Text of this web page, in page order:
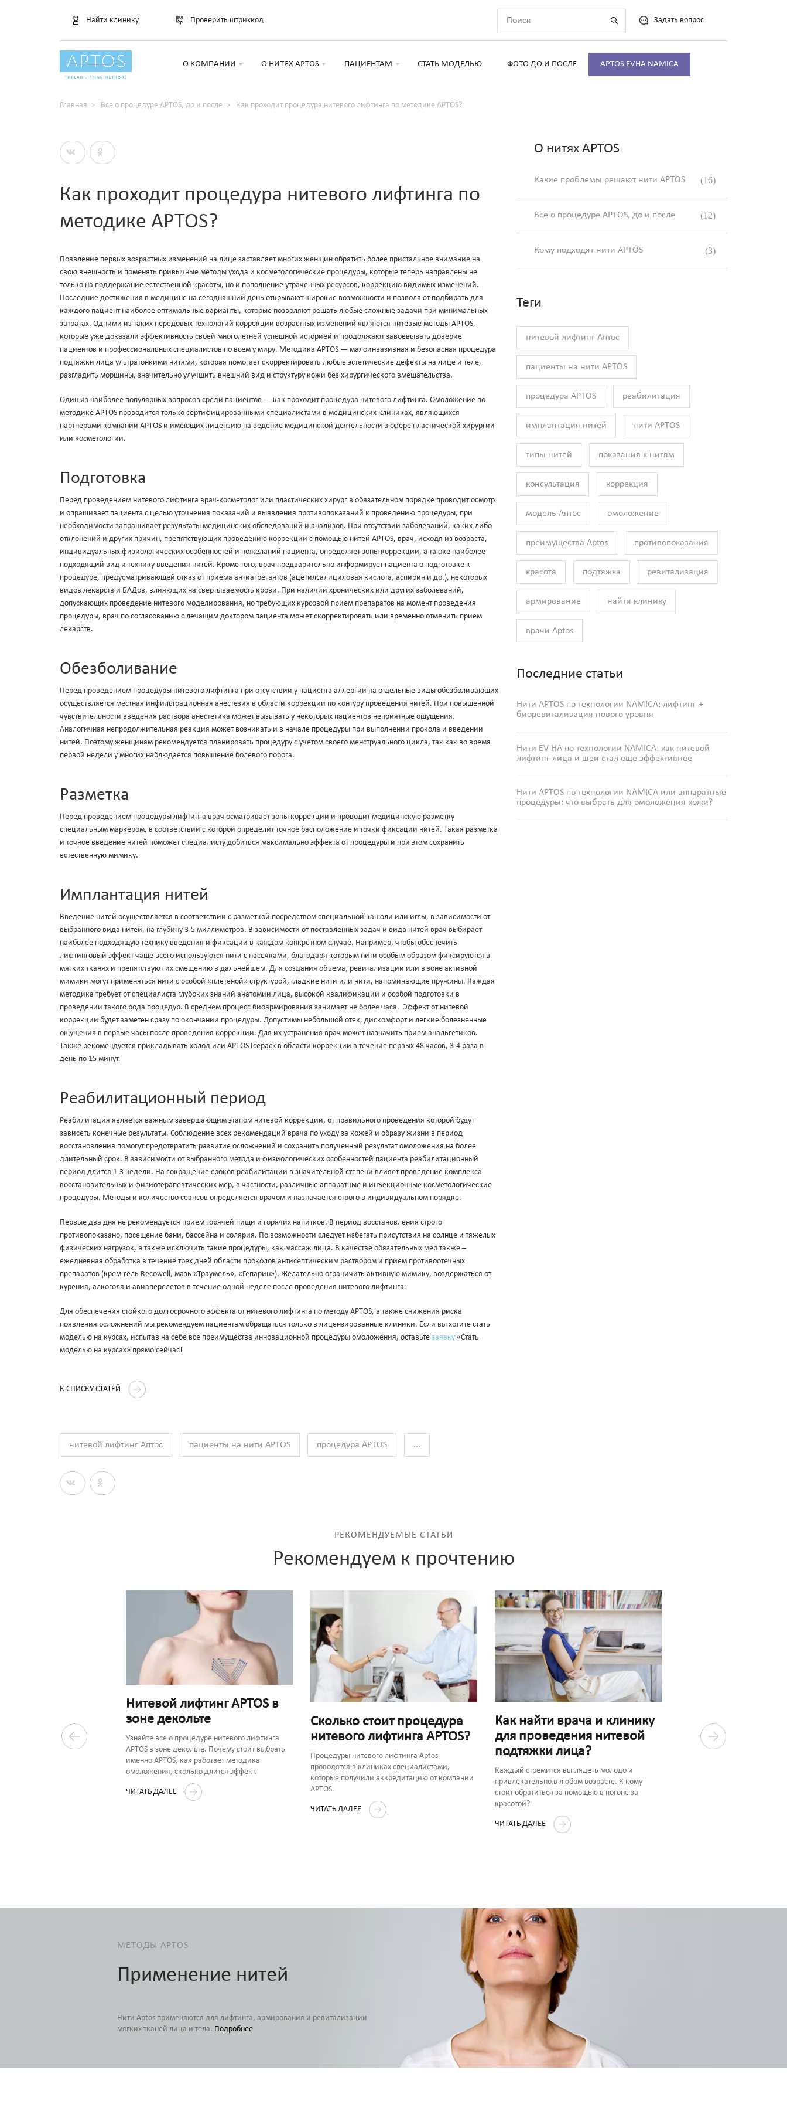
Найти клинику Проверить штрихкод Задать вопрос
О КОМПАНИИ О НИТЯХ APTOS ПАЦИЕНТАМ СТАТЬ МОДЕЛЬЮ ФОТО ДО И ПОСЛЕ APTOS EVHA NAMICA
Главная Все о процедуре APTOS, до и после Как проходит процедура нитевого лифтинга по методике APTOS?
Как проходит процедура нитевого лифтинга по
методике APTOS?
Появление первых возрастных изменений на лице заставляет многих женщин обратить более пристальное внимание на
свою внешность и поменять привычныe методы ухода и косметологические процедуры, которые теперь направлены не
только на поддержание естественной красоты, но и пополнение утраченных ресурсов, коррекцию видимых изменений.
Последние достижения в медицине на сегодняшний день открывают широкие возможности и позволяют подбирать для
каждого пациент наиболее оптимальные варианты, которые позволяют решать любые сложные задачи при минимальных
затратах. Одними из таких передовых технологий коррекции возрастных изменений являются нитевые методы APTOS,
которые уже доказали эффективность своей многолетней успешной историей и продолжают завоевывать доверие
пациентов и профессиональных специалистов по всем у миру. Методика APTOS — малоинвазивная и безопасная процедура
подтяжки лица ультратонкими нитями, которая помогает скорректировать любые эстетические дефекты на лице и теле,
разгладить морщины, значительно улучшить внешний вид и структуру кожи без хирургического вмешательства.
Один из наиболее популярных вопросов среди пациентов — как проходит процедура нитевого лифтинга. Омоложение по
методике APTOS проводится только сертифицированными специалистами в медицинских клиниках, являющихся
партнерами компании APTOS и имеющих лицензию на ведение медицинской деятельности в сфере пластической хирургии
или косметологии.
Подготовка
Перед проведением нитевого лифтинга врач-косметолог или пластических хирург в обязательном порядке проводит осмотр
и опрашивает пациента с целью уточнения показаний и выявления противопоказаний к проведению процедуры, при
необходимости запрашивает результаты медицинских обследований и анализов. При отсутствии заболеваний, каких-либо
отклонений и других причин, препятствующих проведению коррекции с помощью нитей APTOS, врач, исходя из возраста,
индивидуальных физиологических особенностей и пожеланий пациента, определяет зоны коррекции, а также наиболее
подходящий вид и технику введения нитей. Кроме того, врач предварительно информирует пациента о подготовке к
процедуре, предусматривающей отказ от приема антиагрегантов (ацетилсалициловая кислота, аспирин и др.), некоторых
видов лекарств и БАДов, влияющих на свертываемость крови. При наличии хронических или других заболеваний,
допускающих проведение нитевого моделирования, но требующих курсовой прием препаратов на момент проведения
процедуры, врач по согласованию с лечащим доктором пациента может скорректировать или временно отменить прием
лекарств.
Обезболивание
Перед проведением процедуры нитевого лифтинга при отсутствии у пациента аллергии на отдельные виды обезболивающих
осуществляется местная инфильтрационная анестезия в области коррекции по контуру проведения нитей. При повышенной
чувствительности введения раствора анестетика может вызывать у некоторых пациентов неприятные ощущения.
Аналогичная непродолжительная реакция может возникать и в начале процедуры при выполнении прокола и введении
нитей. Поэтому женщинам рекомендуется планировать процедуру с учетом своего менструального цикла, так как во время
первой недели у многих наблюдается повышение болевого порога.
Разметка
Перед проведением процедуры лифтинга врач осматривает зоны коррекции и проводит медицинскую разметку
специальным маркером, в соответствии с которой определит точное расположение и точки фиксации нитей. Такая разметка
и точное введение нитей поможет специалисту добиться максимально эффекта от процедуры и при этом сохранить
естественную мимику.
Имплантация нитей
Введение нитей осуществляется в соответствии с разметкой посредством специальной канюли или иглы, в зависимости от
выбранного вида нитей, на глубину 3-5 миллиметров. В зависимости от поставленных задач и вида нитей врач выбирает
наиболее подходящую технику введения и фиксации в каждом конкретном случае. Например, чтобы обеспечить
лифтинговый эффект чаще всего используются нити с насечками, благодаря которым нити особым образом фиксируются в
мягких тканях и препятствуют их смещению в дальнейшем. Для создания объема, ревитализации или в зоне активной
мимики могут применяться нити с особой «плетеной» структурой, гладкие нити или нити, напоминающие пружины. Каждая
методика требует от специалиста глубоких знаний анатомии лица, высокой квалификации и особой подготовки в
проведении такого рода процедур. В среднем процесс биоармирования занимает не более часа. Эффект от нитевой
коррекции будет заметен сразу по окончании процедуры. Допустимы небольшой отек, дискомфорт и легкие болезненные
ощущения в первые часы после проведения коррекции. Для их устранения врач может назначить прием анальгетиков.
Также рекомендуется прикладывать холод или APTOS Icepack в области коррекции в течение первых 48 часов, 3-4 раза в
день по 15 минут.
Реабилитационный период
Реабилитация является важным завершающим этапом нитевой коррекции, от правильного проведения которой будут
зависеть конечные результаты. Соблюдение всех рекомендаций врача по уходу за кожей и образу жизни в период
восстановления помогут предотвратить развитие осложнений и сохранить полученный результат омоложения на более
длительный срок. В зависимости от выбранного метода и физиологических особенностей пациента реабилитационный
период длится 1-3 недели. На сокращение сроков реабилитации в значительной степени влияет проведение комплекса
восстановительных и физиотерапевтических мер, в частности, различные аппаратные и инъекционные косметологические
процедуры. Методы и количество сеансов определяется врачом и назначается строго в индивидуальном порядке.
Первые два дня не рекомендуется прием горячей пищи и горячих напитков. В период восстановления строго
противопоказано, посещение бани, бассейна и солярия. По возможности следует избегать присутствия на солнце и тяжелых
физических нагрузок, а также исключить такие процедуры, как массаж лица. В качестве обязательных мер также –
ежедневная обработка в течение трех дней области проколов антисептическим раствором и прием противоотечных
препаратов (крем-гель Recowell, мазь «Траумель», «Гепарин»). Желательно ограничить активную мимику, воздержаться от
курения, алкоголя и авиаперелетов в течение одной неделе после проведения нитевого лифтинга.
Для обеспечения стойкого долгосрочного эффекта от нитевого лифтинга по методу APTOS, а также снижения риска
появления осложнений мы рекомендуем пациентам обращаться только в лицензированные клиники. Если вы хотите стать
моделью на курсах, испытав на себе все преимущества инновационной процедуры омоложения, оставьте заявку «Стать
моделью на курсах» прямо сейчас!
К СПИСКУ СТАТЕЙ
нитевой лифтинг Аптос пациенты на нити APTOS процедура APTOS ...
О нитях APTOS
Какие проблемы решают нити APTOS (16)
Все о процедуре APTOS, до и после (12)
Кому подходят нити APTOS (3)
Теги
нитевой лифтинг Аптос
пациенты на нити APTOS
процедура APTOS реабилитация
имплантация нитей нити APTOS
типы нитей показания к нитям
консультация коррекция
модель Аптос омоложение
преимущества Aptos противопоказания
красота подтяжка ревитализация
армирование найти клинику
врачи Aptos
Последние статьи
Нити APTOS по технологии NAMICA: лифтинг +
биоревитализация нового уровня
Нити EV HA по технологии NAMICA: как нитевой
лифтинг лица и шеи стал еще эффективнее
Нити APTOS по технологии NAMICA или аппаратные
процедуры: что выбрать для омоложения кожи?
РЕКОМЕНДУЕМЫЕ СТАТЬИ
Рекомендуем к прочтению
после нитей
Нитевой лифтинг APTOS в
зоне декольте
Узнайте все о процедуре нитевого лифтинга
APTOS в зоне декольте. Почему стоит выбрать
именно APTOS, как работает методика
омоложения, сколько длится эффект.
ЧИТАТЬ ДАЛЕЕ
Сколько стоит процедура
нитевого лифтинга APTOS?
Процедуры нитевого лифтинга Aptos
проводятся в клиниках специалистами,
которые получили аккредитацию от компании
APTOS.
ЧИТАТЬ ДАЛЕЕ
Как найти врача и клинику
для проведения нитевой
подтяжки лица?
Каждый стремится выглядеть молодо и
привлекательно в любом возрасте. К кому
стоит обратиться за помощью в погоне за
красотой?
ЧИТАТЬ ДАЛЕЕ
МЕТОДЫ APTOS
Применение нитей
Нити Aptos применяются для лифтинга, армирования и ревитализации
мягких тканей лица и тела. Подробнее